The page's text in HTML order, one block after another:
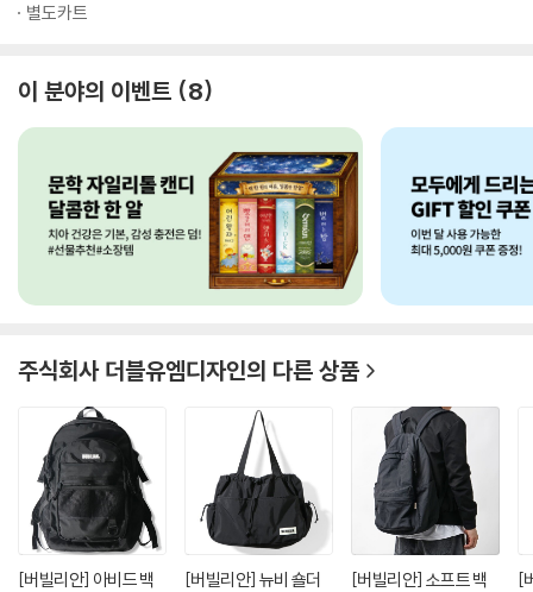
별도카트
이 분야의 이벤트 8
주식회사 더블유엠디자인의 다른 상품
[버빌리안] 아비드 백
[버빌리안] 뉴비 숄더
[버빌리안] 소프트 백
[